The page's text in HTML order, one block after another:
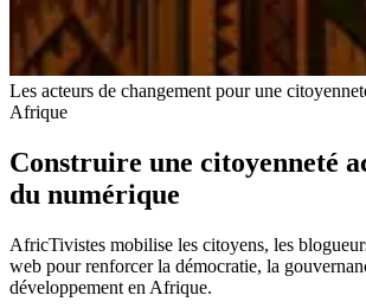
Les acteurs de changement pour une
Afrique
Construire une citoyenneté
du numérique
AfricTivistes mobilise les citoyens, les
web pour renforcer la démocratie, la
développement en Afrique.